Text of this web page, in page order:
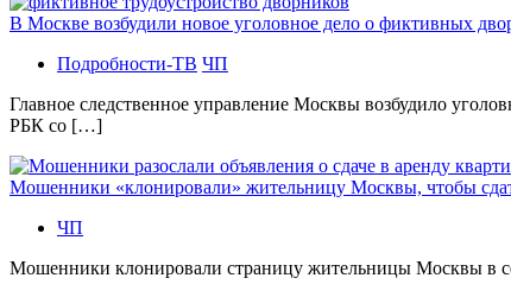
В Москве возбудили новое уголовное дело о фиктивных
Подробности-ТВ ЧП
Главное следственное управление Москвы возбудило
РБК со […]
Мошенники «клонировали» жительницу Москвы, чтобы
ЧП
Мошенники клонировали страницу жительницы Москвы в